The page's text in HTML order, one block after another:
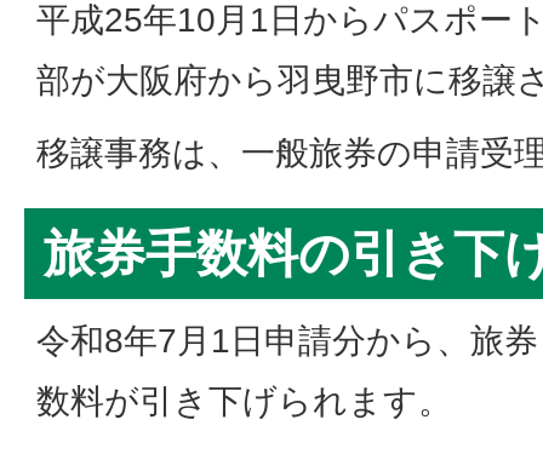
平成25年10月1日からパスポー
部が大阪府から羽曳野市に移譲
移譲事務は、一般旅券の申請受
旅券手数料の引き下
令和8年7月1日申請分から、旅
数料が引き下げられます。